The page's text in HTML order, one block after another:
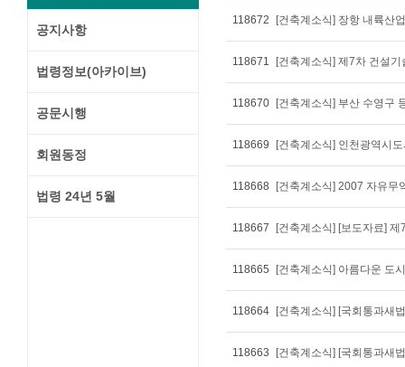
공지사항
법령정보(아카이브)
공문시행
회원동정
법령 24년 5월
118672 [건축계소식] 장항 내륙산
118671 [건축계소식] 제7차 건설
118670 [건축계소식] 부산 수영구
118669
118668 [건축계소식] 2007 자유무
118667 [건축계소식] [보도자료]
118665 [건축계소식] 아름다운 도
118664
118663